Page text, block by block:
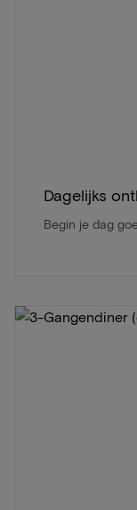
Dagelijks
Begin je dag